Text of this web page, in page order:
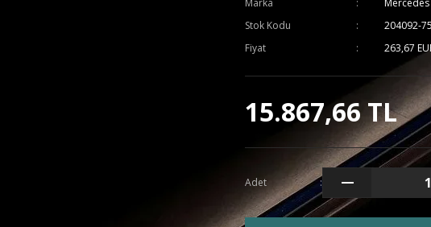
Marka
Stok Kodu
204092-75
Fiyat
263,67
15.867,66 TL
Adet